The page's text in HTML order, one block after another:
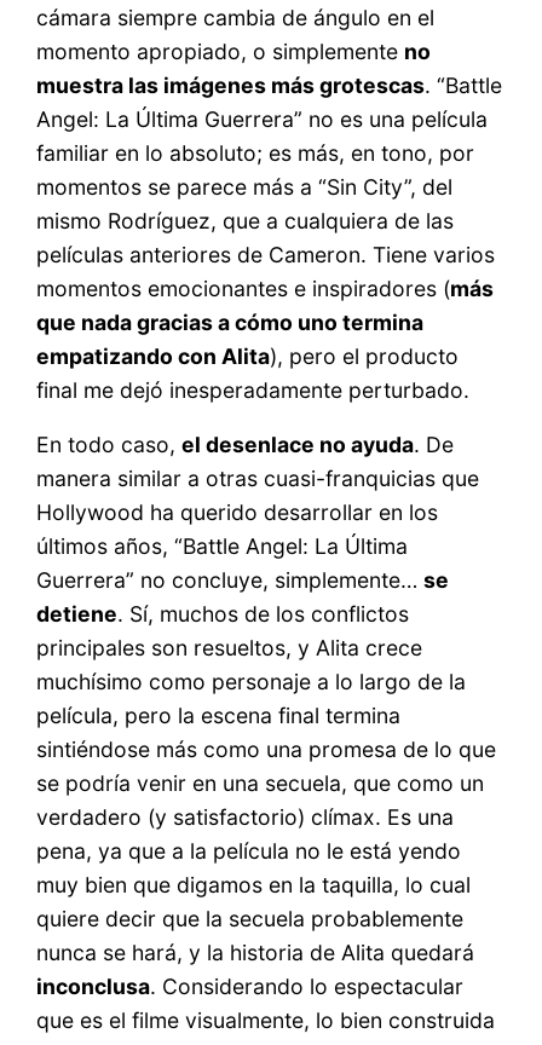
cámara siempre cambia de ángulo en el
momento apropiado, o simplemente no
muestra las imágenes más grotescas. “Battle
Angel: La Última Guerrera” no es una película
familiar en lo absoluto; es más, en tono, por
momentos se parece más a “Sin City”, del
mismo Rodríguez, que a cualquiera de las
películas anteriores de Cameron. Tiene varios
momentos emocionantes e inspiradores (más
que nada gracias a cómo uno termina
empatizando con Alita), pero el producto
final me dejó inesperadamente perturbado.
En todo caso,el desenlace no ayuda. De
manera similar a otras cuasi-franquicias que
Hollywood ha querido desarrollar en los
últimos años, “Battle Angel: La Última
Guerrera” no concluye, simplemente…se
detiene. Sí, muchos de los conflictos
principales son resueltos, y Alita crece
muchísimo como personaje a lo largo de la
película, pero la escena final termina
sintiéndose más como una promesa de lo que
se podría venir en una secuela, que como un
verdadero (y satisfactorio) clímax. Es una
pena, ya que a la película no le está yendo
muy bien que digamos en la taquilla, lo cual
quiere decir que la secuela probablemente
nunca se hará, y la historia de Alita quedará
inconclusa. Considerando lo espectacular
que es el filme visualmente, lo bien construida